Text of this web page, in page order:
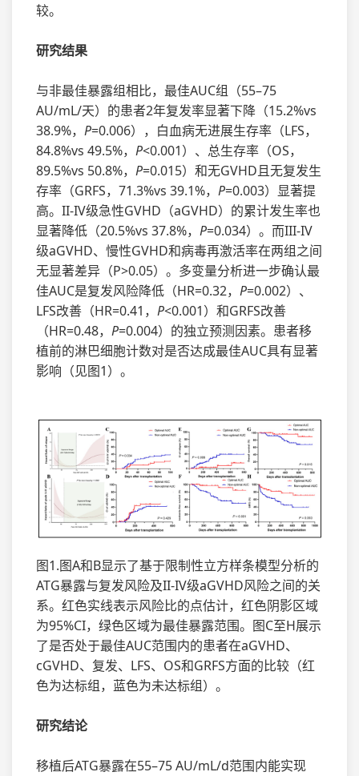
较。
研究结果
与非最佳暴露组相比，最佳AUC组（55–75
AU/mL/天）的患者2年复发率显著下降（15.2%vs
38.9%， P=0.006），白血病无进展生存率（LFS，
84.8%vs 49.5%， P<0.001）、总生存率（OS，
89.5%vs 50.8%， P=0.015）和无GVHD且无复发生
存率（GRFS，71.3%vs 39.1%， P=0.003）显著提
高。II-IV级急性GVHD（aGVHD）的累计发生率也
显著降低（20.5%vs 37.8%， P=0.034）。而III-IV
级aGVHD、慢性GVHD和病毒再激活率在两组之间
无显著差异（P>0.05）。多变量分析进一步确认最
佳AUC是复发风险降低（HR=0.32， P=0.002）、
LFS改善（HR=0.41， P<0.001）和GRFS改善
（HR=0.48， P=0.004）的独立预测因素。患者移
植前的淋巴细胞计数对是否达成最佳AUC具有显著
影响（见图1）。
图1.图A和B显示了基于限制性立方样条模型分析的
ATG暴露与复发风险及II-IV级aGVHD风险之间的关
系。红色实线表示风险比的点估计，红色阴影区域
为95%CI，绿色区域为最佳暴露范围。图C至H展示
了是否处于最佳AUC范围内的患者在aGVHD、
cGVHD、复发、LFS、OS和GRFS方面的比较（红
色为达标组，蓝色为未达标组）。
研究结论
移植后ATG暴露在55–75 AU/mL/d范围内能实现